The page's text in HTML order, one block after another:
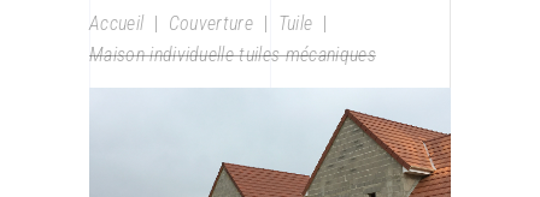
Accueil Couverture Tuile
Maison individuelle tuiles mécaniques